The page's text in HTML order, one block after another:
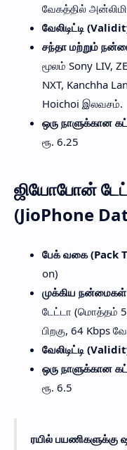
வேகத்தில்
வேலிடிட்டி
சந்தா மற்றும்
மூலம் Sony LIV,
NXT, Kanchha
Hoichoi இலவசம்.
ஒரு நாளுக்கான
ரூ. 6.25
ஜியோபோன்
(JioPhone
பேக் வகை (Pack
on)
முக்கிய
டேட்டா (மொத்தம்
பிறகு, 64 Kbps
வேலிடிட்டி
ஒரு நாளுக்கான
ரூ. 6.5
ரயில் பயணிகளுக்கு